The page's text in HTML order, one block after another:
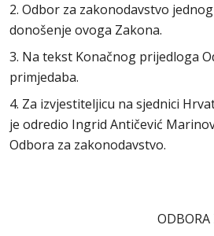
2. Odbor za zakonodavstvo
donošenje ovoga Zakona.
3. Na tekst Konačnog prijedloga
primjedaba.
4. Za izvjestiteljicu na sjednici
je odredio Ingrid Antičević
Odbora za zakonodavstvo.